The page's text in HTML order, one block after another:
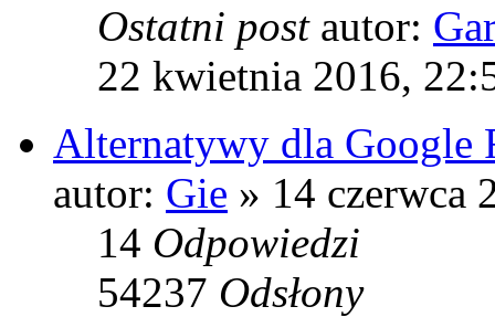
Ostatni post autor:
22 kwietnia 2016,
Alternatywy dla Google
autor: Gie » 14 czerwca
14 Odpowiedzi
54237 Odsłony